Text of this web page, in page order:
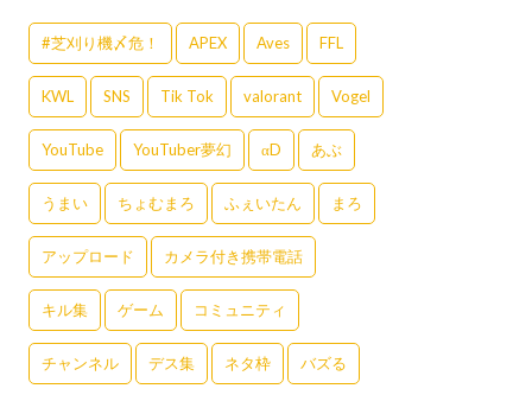
#芝刈り機〆危！ APEX Aves FFL
KWL SNS Tik Tok valorant Vogel
YouTube YouTuber夢幻 αD あぶ
うまい ちょむまろ ふぇいたん まろ
アップロード カメラ付き携帯電話
キル集 ゲーム コミュニティ
チャンネル デス集 ネタ枠 バズる